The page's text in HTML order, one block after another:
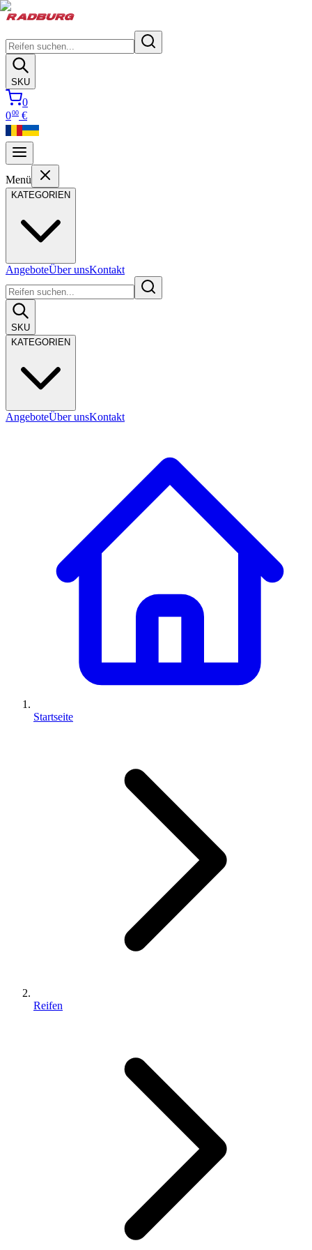
SKU
0
000 €
Menü
KATEGORIEN
AngeboteÜber unsKontakt
SKU
KATEGORIEN
AngeboteÜber unsKontakt
Startseite
Reifen